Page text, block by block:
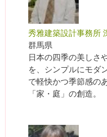
秀雅建築設計事務所
群馬県
日本の四季の美しさ
を、シンプルにモダ
で軽快かつ季節感の
「家・庭」の創造。